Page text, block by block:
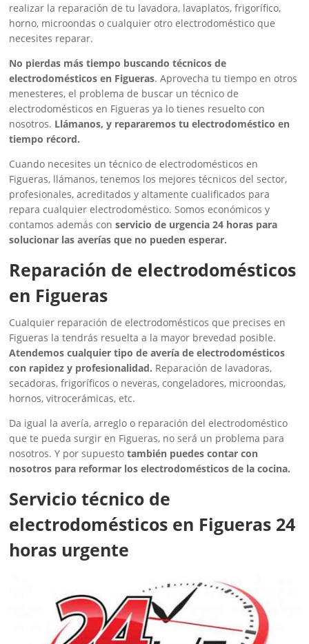
realizar la reparación de tu lavadora, lavaplatos, frigorífico,
horno, microondas o cualquier otro electrodoméstico que
necesites reparar.
No pierdas más tiempo buscando técnicos de
electrodomésticos en Figueras. Aprovecha tu tiempo en otros
menesteres, el problema de buscar un técnico de
electrodomésticos en Figueras ya lo tienes resuelto con
nosotros. Llámanos, y repararemos tu electrodoméstico en
tiempo récord.
Cuando necesites un técnico de electrodomésticos en
Figueras, llámanos, tenemos los mejores técnicos del sector,
profesionales, acreditados y altamente cualificados para
repara cualquier electrodoméstico. Somos económicos y
contamos además conservicio de urgencia 24 horas para
solucionar las averías que no pueden esperar.
Reparación de electrodomésticos
en Figueras
Cualquier reparación de electrodomésticos que precises en
Figueras la tendrás resuelta a la mayor brevedad posible.
Atendemos cualquier tipo de avería de electrodomésticos
con rapidez y profesionalidad. Reparación de lavadoras,
secadoras, frigoríficos o neveras, congeladores, microondas,
hornos, vitrocerámicas, etc.
Da igual la avería, arreglo o reparación del electrodoméstico
que te pueda surgir en Figueras, no será un problema para
nosotros. Y por supuestotambién puedes contar con
nosotros para reformar los electrodomésticos de la cocina.
Servicio técnico de
electrodomésticos en Figueras 24
horas urgente